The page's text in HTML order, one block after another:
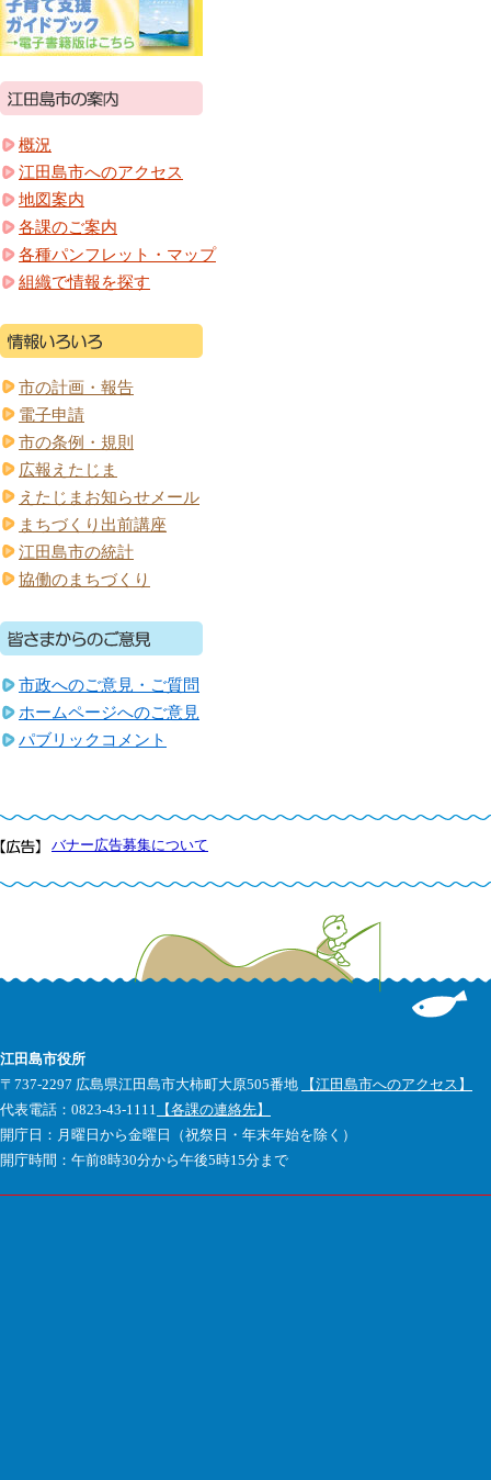
概況
江田島市へのアクセス
地図案内
各課のご案内
各種パンフレット・マップ
組織で情報を探す
市の計画・報告
電子申請
市の条例・規則
広報えたじま
えたじまお知らせメール
まちづくり出前講座
江田島市の統計
協働のまちづくり
市政へのご意見・ご質問
ホームページへのご意見
パブリックコメント
バナー広告募集について
江田島市役所
〒737-2297 広島県江田島市大柿町大原505番地
【江田島市へのアクセス】
代表電話：0823-43-1111 【各課の連絡先】
開庁日：月曜日から金曜日（祝祭日・年末年始を除く）
開庁時間：午前8時30分から午後5時15分まで